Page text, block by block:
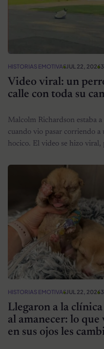
HISTORIAS EMOTIVASJUL 22, 2026
Video viral: un
calle con toda su
Malcolm Richardson estaba
cuando vio pasar corriendo a
hocico. El video se hizo viral,
HISTORIAS EMOTIVASJUL 22, 2026
Llegaron a la
al amanecer: lo
en sus ojos les